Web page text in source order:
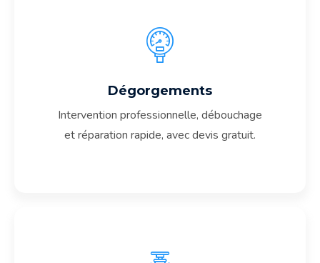
Dégorgements
Intervention professionnelle, débouchage
et réparation rapide, avec devis gratuit.
En Savoir Plus